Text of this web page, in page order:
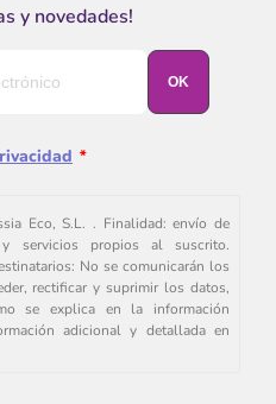
y novedades!
*
Eco, S.L. . Finalidad: envío de
servicios propios al suscrito.
No se comunicarán los
rectificar y suprimir los datos,
se explica en la información
adicional y detallada en